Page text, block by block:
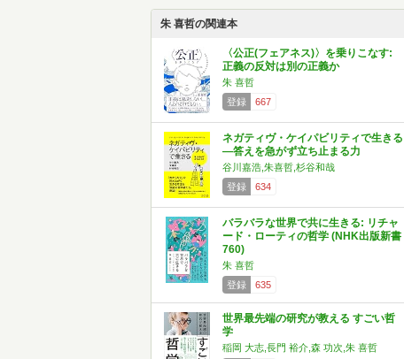
朱 喜哲の関連本
〈公正(フェアネス)〉を乗りこなす:
正義の反対は別の正義か
朱 喜哲
登録
667
ネガティヴ・ケイパビリティで生きる
―答えを急がず立ち止まる力
谷川嘉浩,朱喜哲,杉谷和哉
登録
634
バラバラな世界で共に生きる: リチャ
ード・ローティの哲学 (NHK出版新書
760)
朱 喜哲
登録
635
世界最先端の研究が教える すごい哲
学
稲岡 大志,長門 裕介,森 功次,朱 喜哲